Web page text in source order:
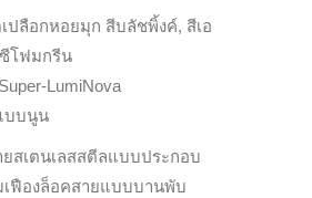
ปลือกหอยมุก สีบลัชพิ้งค์, สีเอ
โฟมกรีน
Super-LumiNova
บบนูน
ยสเตนเลสสตีลแบบประกอบ
ฟืองล็อคสายแบบบานพับ